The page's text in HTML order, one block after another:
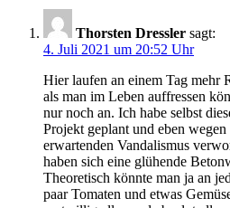
Thorsten Dressler sagt:
4. Juli 2021 um 20:52 Uhr
Hier laufen an einem Tag mehr
als man im Leben auffressen
nur noch an. Ich habe selbst
Projekt geplant und eben
erwartenden Vandalismus
haben sich eine glühende
Theoretisch könnte man ja an
paar Tomaten und etwas